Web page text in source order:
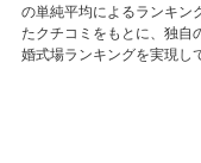
の単純平均によるランキン
たクチコミをもとに、独自
婚式場ランキングを実現し